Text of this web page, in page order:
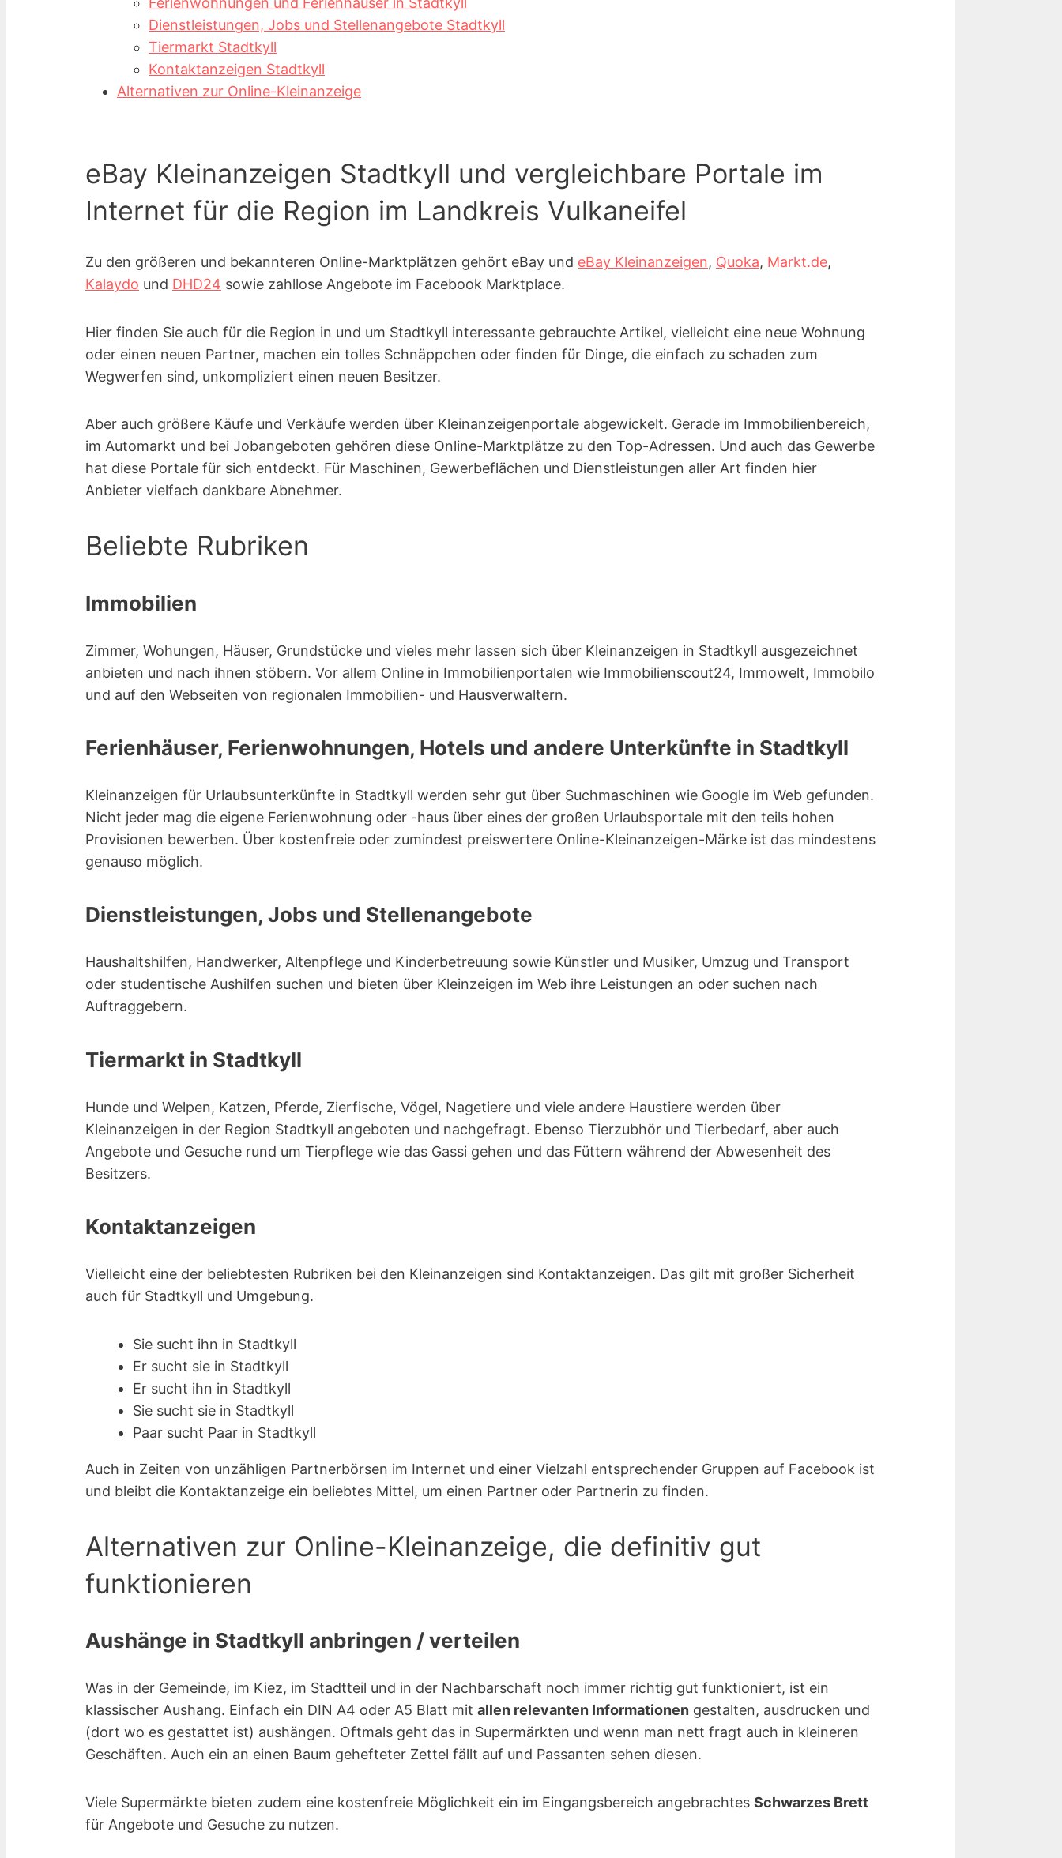
Dienstleistungen, Jobs und Stellenangebote Stadtkyll
Tiermarkt Stadtkyll
Kontaktanzeigen Stadtkyll
Alternativen zur Online-Kleinanzeige
eBay Kleinanzeigen Stadtkyll und vergleichbare Portale im
Internet für die Region im Landkreis Vulkaneifel
Zu den größeren und bekannteren Online-Marktplätzen gehört eBay und eBay Kleinanzeigen, Quoka, Markt.de,
Kalaydo und DHD24 sowie zahllose Angebote im Facebook Marktplace.
Hier finden Sie auch für die Region in und um Stadtkyll interessante gebrauchte Artikel, vielleicht eine neue Wohnung
oder einen neuen Partner, machen ein tolles Schnäppchen oder finden für Dinge, die einfach zu schaden zum
Wegwerfen sind, unkompliziert einen neuen Besitzer.
Aber auch größere Käufe und Verkäufe werden über Kleinanzeigen­portale abgewickelt. Gerade im Immobilienbereich,
im Automarkt und bei Jobangeboten gehören diese Online-Marktplätze zu den Top-Adressen. Und auch das Gewerbe
hat diese Portale für sich entdeckt. Für Maschinen, Gewerbeflächen und Dienstleistungen aller Art finden hier
Anbieter vielfach dankbare Abnehmer.
Beliebte Rubriken
Immobilien
Zimmer, Wohungen, Häuser, Grundstücke und vieles mehr lassen sich über Kleinanzeigen in Stadtkyll ausgezeichnet
anbieten und nach ihnen stöbern. Vor allem Online in Immobilienportalen wie Immobilienscout24, Immowelt, Immobilo
und auf den Webseiten von regionalen Immobilien- und Hausverwaltern.
Ferienhäuser, Ferienwohnungen, Hotels und andere Unterkünfte in Stadtkyll
Kleinanzeigen für Urlaubsunterkünfte in Stadtkyll werden sehr gut über Suchmaschinen wie Google im Web gefunden.
Nicht jeder mag die eigene Ferienwohnung oder -haus über eines der großen Urlaubsportale mit den teils hohen
Provisionen bewerben. Über kostenfreie oder zumindest preiswertere Online-Kleinanzeigen-Märke ist das mindestens
genauso möglich.
Dienstleistungen, Jobs und Stellenangebote
Haushaltshilfen, Handwerker, Altenpflege und Kinderbetreuung sowie Künstler und Musiker, Umzug und Transport
oder studentische Aushilfen suchen und bieten über Kleinzeigen im Web ihre Leistungen an oder suchen nach
Auftraggebern.
Tiermarkt in Stadtkyll
Hunde und Welpen, Katzen, Pferde, Zierfische, Vögel, Nagetiere und viele andere Haustiere werden über
Kleinanzeigen in der Region Stadtkyll angeboten und nachgefragt. Ebenso Tierzubhör und Tierbedarf, aber auch
Angebote und Gesuche rund um Tierpflege wie das Gassi gehen und das Füttern während der Abwesenheit des
Besitzers.
Kontaktanzeigen
Vielleicht eine der beliebtesten Rubriken bei den Kleinanzeigen sind Kontakt­anzeigen. Das gilt mit großer Sicherheit
auch für Stadtkyll und Umgebung.
Sie sucht ihn in Stadtkyll
Er sucht sie in Stadtkyll
Er sucht ihn in Stadtkyll
Sie sucht sie in Stadtkyll
Paar sucht Paar in Stadtkyll
Auch in Zeiten von unzähligen Partnerbörsen im Internet und einer Vielzahl entsprechender Gruppen auf Facebook ist
und bleibt die Kontaktanzeige ein beliebtes Mittel, um einen Partner oder Partnerin zu finden.
Alternativen zur Online-Kleinanzeige, die definitiv gut
funktionieren
Aushänge in Stadtkyll anbringen / verteilen
Was in der Gemeinde, im Kiez, im Stadtteil und in der Nachbarschaft noch immer richtig gut funktioniert, ist ein
klassischer Aushang. Einfach ein DIN A4 oder A5 Blatt mit allen relevanten Informationen gestalten, ausdrucken und
(dort wo es gestattet ist) aushängen. Oftmals geht das in Supermärkten und wenn man nett fragt auch in kleineren
Geschäften. Auch ein an einen Baum gehefteter Zettel fällt auf und Passanten sehen diesen.
Viele Supermärkte bieten zudem eine kostenfreie Möglichkeit ein im Eingangsbereich angebrachtes Schwarzes Brett
für Angebote und Gesuche zu nutzen.